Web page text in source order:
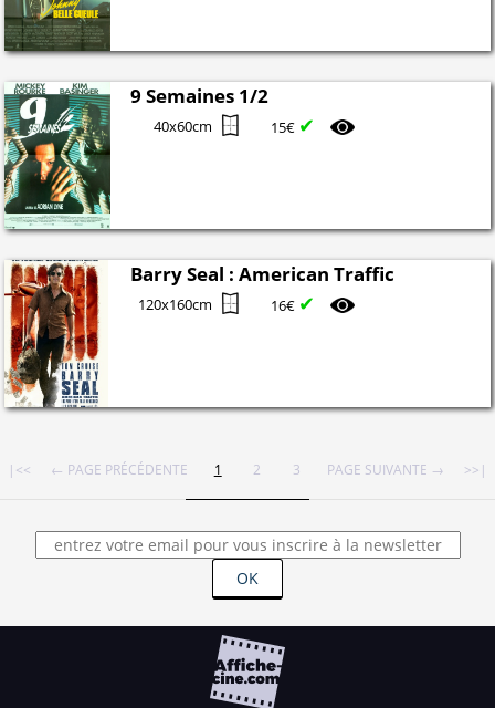
9 Semaines 1/2
40x60cm 15€ ✔
Barry Seal : American Traffic
120x160cm 16€ ✔
|<< ← PAGE PRÉCÉDENTE 1 2 3 PAGE SUIVANTE → >>|
OK